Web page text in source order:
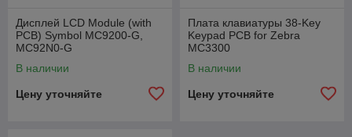
Дисплей LCD Module (with
PCB) Symbol MC9200-G,
MC92N0-G
В наличии
Цену уточняйте
Плата клавиатуры 38-Key
Keypad PCB for Zebra
MC3300
В наличии
Цену уточняйте